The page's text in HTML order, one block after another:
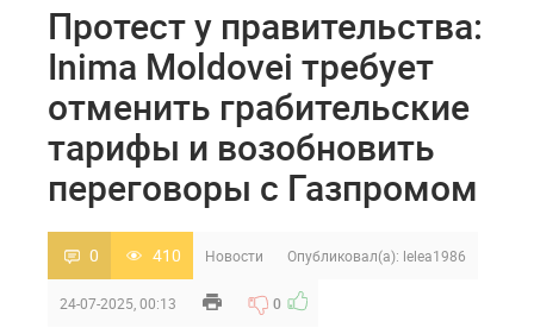
Протест у правительства:
Inima Moldovei требует
отменить грабительские
тарифы и возобновить
переговоры с Газпромом
0 410 Новости Опубликовал(а): lelea1986
24-07-2025, 00:13 0